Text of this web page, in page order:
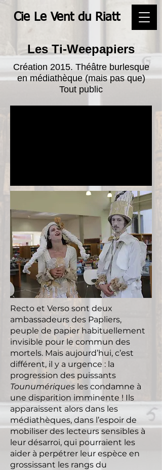
Cie Le Vent du Riatt
Les Ti-Weepapiers
Création 2015. Théâtre burlesque
en médiathèque (mais pas que)
Tout public
Recto et Verso sont deux
ambassadeurs des Papliers,
peuple de papier habituellement
invisible pour le commun des
mortels. Mais aujourd’hui, c’est
différent, il y a urgence : la
progression des puissants
Tounumériques les condamne à
une disparition imminente ! Ils
apparaissent alors dans les
médiathèques, dans l’espoir de
mobiliser des lecteurs sensibles à
leur désarroi, qui pourraient les
aider à perpétrer leur espèce en
grossissant les rangs du